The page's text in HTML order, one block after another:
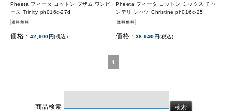
Pheeta フィータ コットン ブザム ワンピ
ース Trinity ph016c-27d
価格 : 42,900円(税込)
Pheeta フィータ コットン ミックス チャ
ンデリ シャツ Christine ph016c-25
価格 : 38,940円(税込)
1
商品検索